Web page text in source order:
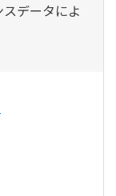
データによ